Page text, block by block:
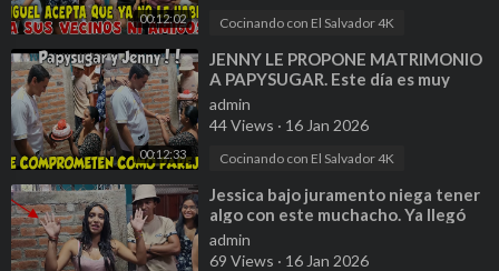
00:12:02 Cocinando con El Salvador 4K
00:12:33
⁣JENNY LE PROPONE MATRIMONIO
A PAPYSUGAR. Este día es muy
especial para esta parejita. Parte 12
admin
44 Views · 16 Jan 2026
Cocinando con El Salvador 4K
⁣Jessica bajo juramento niega tener
algo con este muchacho. Ya llegó
Papysugar y Jenny. Parte 17
admin
69 Views · 16 Jan 2026